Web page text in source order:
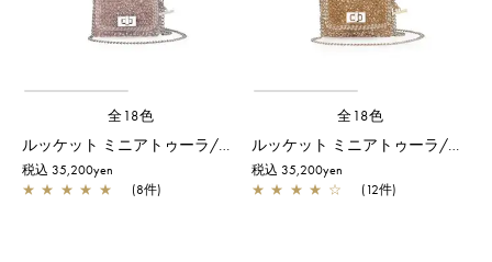
全18色
ルッケット ミニアトゥーラ/パウダリーピンクシルバー
税込 35,200yen
★ ★ ★ ★ ★ (8件)
全18色
ルッケット ミニアトゥーラ/シルバーゴールド
税込 35,200yen
★ ★ ★ ★ ☆ (12件)